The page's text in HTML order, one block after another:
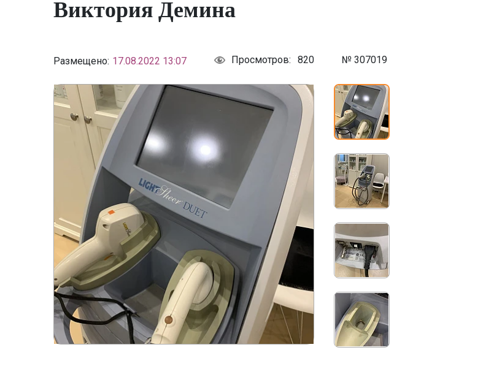
Виктория Демина
Размещено: 17.08.2022 13:07 Просмотров: 820 № 307019